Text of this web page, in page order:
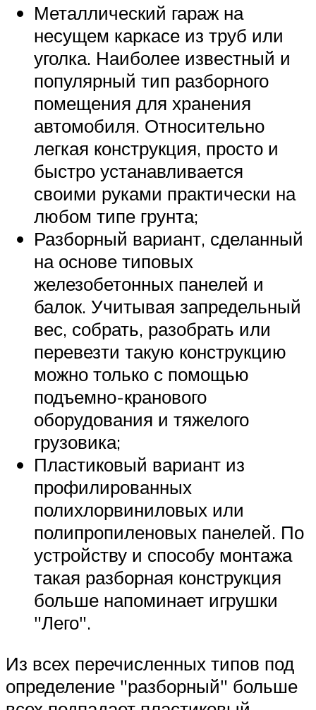
Металлический гараж на
несущем каркасе из труб или
уголка. Наиболее известный и
популярный тип разборного
помещения для хранения
автомобиля. Относительно
легкая конструкция, просто и
быстро устанавливается
своими руками практически на
любом типе грунта;
Разборный вариант, сделанный
на основе типовых
железобетонных панелей и
балок. Учитывая запредельный
вес, собрать, разобрать или
перевезти такую конструкцию
можно только с помощью
подъемно-кранового
оборудования и тяжелого
грузовика;
Пластиковый вариант из
профилированных
полихлорвиниловых или
полипропиленовых панелей. По
устройству и способу монтажа
такая разборная конструкция
больше напоминает игрушки
Лего .
Из всех перечисленных типов под
определение разборный
больше